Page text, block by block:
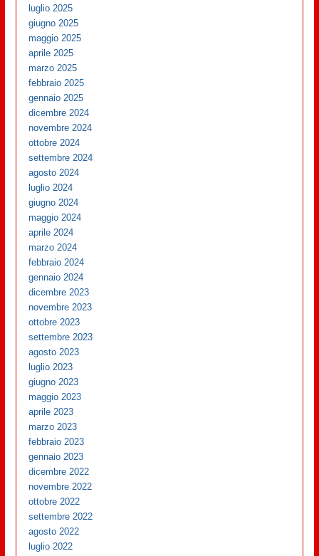
luglio 2025
giugno 2025
maggio 2025
aprile 2025
marzo 2025
febbraio 2025
gennaio 2025
dicembre 2024
novembre 2024
ottobre 2024
settembre 2024
agosto 2024
luglio 2024
giugno 2024
maggio 2024
aprile 2024
marzo 2024
febbraio 2024
gennaio 2024
dicembre 2023
novembre 2023
ottobre 2023
settembre 2023
agosto 2023
luglio 2023
giugno 2023
maggio 2023
aprile 2023
marzo 2023
febbraio 2023
gennaio 2023
dicembre 2022
novembre 2022
ottobre 2022
settembre 2022
agosto 2022
luglio 2022